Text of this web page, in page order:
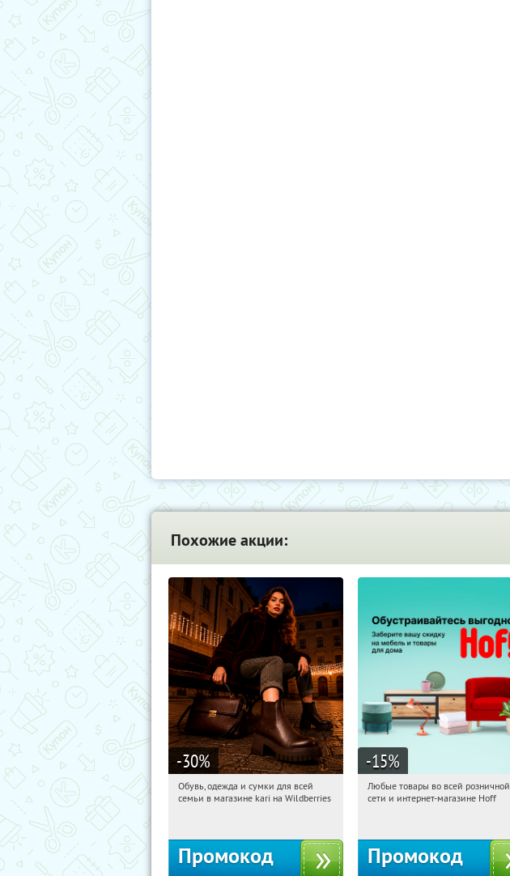
Похожие акции:
-30%
14:49:36 Получили:
Обувь, одежда и сумки для всей
семьи в магазине kari на Wildberries
Промокод
-15%
14:49:36 Получили:
Любые товары во всей розничной
сети и интернет-магазине Hoff
Промокод